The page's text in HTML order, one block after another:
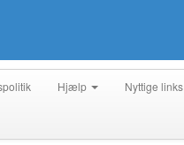
Hjælp Nyttige links